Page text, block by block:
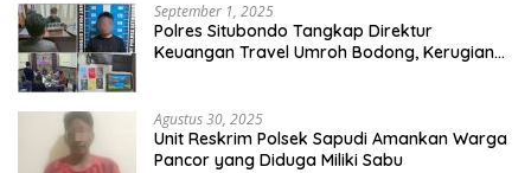
September 1, 2025
Polres Situbondo Tangkap Direktur
Keuangan Travel Umroh Bodong, Kerugian
Agustus 30, 2025
Unit Reskrim Polsek Sapudi Amankan Warga
Pancor yang Diduga Miliki Sabu